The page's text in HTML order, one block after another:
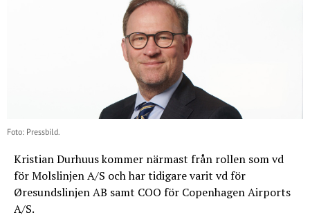
Foto: Pressbild.
Kristian Durhuus kommer närmast från rollen som vd
för Molslinjen A/S och har tidigare varit vd för
Øresundslinjen AB samt COO för Copenhagen Airports
A/S.